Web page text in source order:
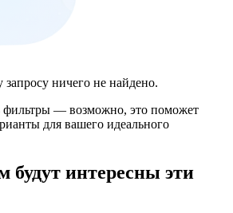
ничего не найдено.
фильтры — возможно, это поможет
для вашего идеального
будут интересны эти